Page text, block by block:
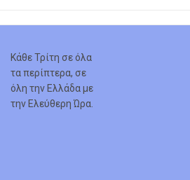
Κάθε Τρίτη σε όλα
τα περίπτερα, σε
όλη την Ελλάδα με
την Ελεύθερη Ώρα.